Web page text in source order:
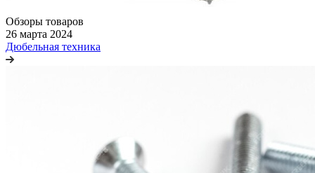
Обзоры товаров
26 марта 2024
Дюбельная техника